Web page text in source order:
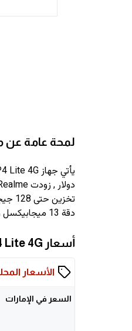
لمحة عامة عن
يأتي جهاز Realme P4 Lite 4G من
دولار, زودت Realme جهازها
دقة 13 ميجابيكسل وكاميرا سيلفي دقة 5 ميجابيكسل
أسعار Realme P4 Lite 4G التفصيلية
الأسعار
السعر في الإمارات